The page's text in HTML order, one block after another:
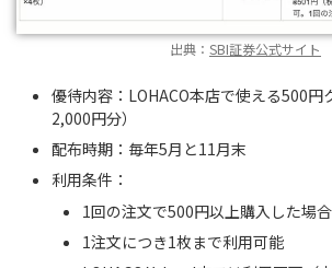
出典： SBI証券公式サイト
優待内容：LOHACO本店で使える500
2,000円分）
配布時期：毎年5月と11月末
利用条件：
1回の注文で500円以上購入した場
1注文につき1枚まで利用可能